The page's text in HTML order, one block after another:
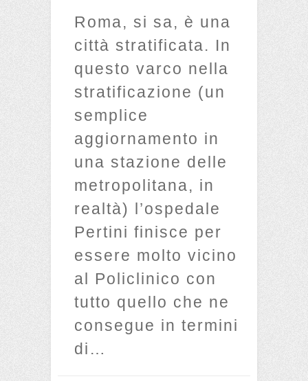
Roma, si sa, è una
città stratificata. In
questo varco nella
stratificazione (un
semplice
aggiornamento in
una stazione delle
metropolitana, in
realtà) l’ospedale
Pertini finisce per
essere molto vicino
al Policlinico con
tutto quello che ne
consegue in termini
di…